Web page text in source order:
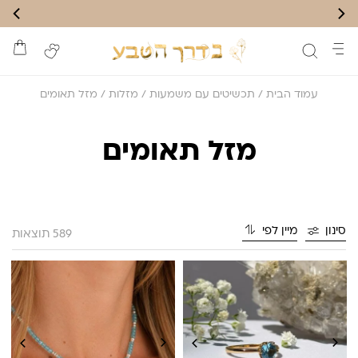
עמוד הבית / תכשיטים עם משמעות / מזלות / מזל תאומים
מזל תאומים
סינון מיין לפי 589 תוצאות